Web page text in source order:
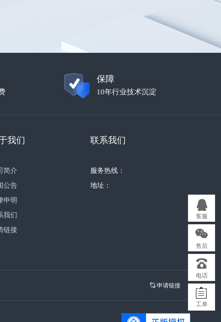
保障
10年行业技术沉淀
我们
简介
公告
申明
我们
链接
联系我们
服务热线：
地址：
申请链接
客服
售后
电话
工单